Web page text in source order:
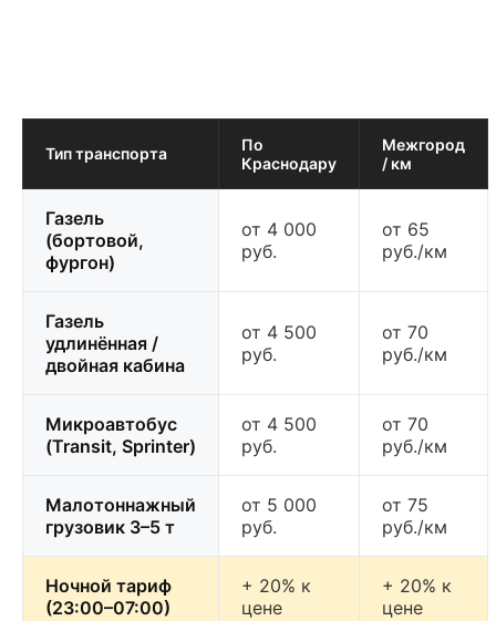
Тип транспорта
По
Краснодару
Межгород
/ км
Газель
(бортовой,
фургон)
от 4 000
руб.
от 65
руб./км
Газель
удлинённая /
двойная кабина
от 4 500
руб.
от 70
руб./км
Микроавтобус
(Transit, Sprinter)
от 4 500
руб.
от 70
руб./км
Малотоннажный
грузовик 3–5 т
от 5 000
руб.
от 75
руб./км
Ночной тариф
(23:00–07:00)
+ 20% к
цене
+ 20% к
цене